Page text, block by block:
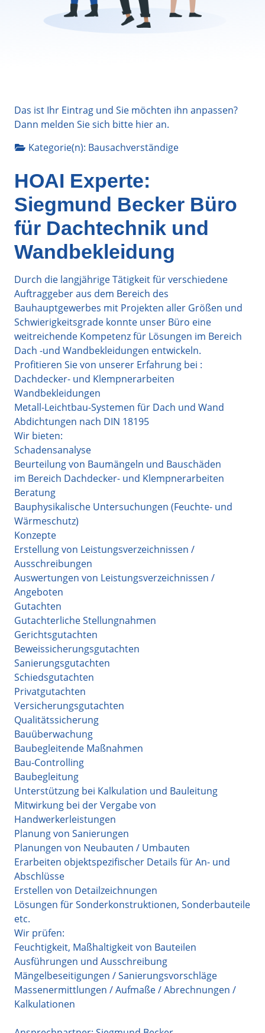
Das ist Ihr Eintrag und Sie möchten ihn anpassen?
Dann melden Sie sich bitte hieran.
Kategorie(n): Bausachverständige
HOAI Experte:
Siegmund Becker Büro
für Dachtechnik und
Wandbekleidung
Durch die langjährige Tätigkeit für verschiedene
Auftraggeber aus dem Bereich des
Bauhauptgewerbes mit Projekten aller Größen und
Schwierigkeitsgrade konnte unser Büro eine
weitreichende Kompetenz für Lösungen im Bereich
Dach -und Wandbekleidungen entwickeln.
Profitieren Sie von unserer Erfahrung bei :
Dachdecker- und Klempnerarbeiten
Wandbekleidungen
Metall-Leichtbau-Systemen für Dach und Wand
Abdichtungen nach DIN 18195
Wir bieten:
Schadensanalyse
Beurteilung von Baumängeln und Bauschäden
im Bereich Dachdecker- und Klempnerarbeiten
Beratung
Bauphysikalische Untersuchungen (Feuchte- und
Wärmeschutz)
Konzepte
Erstellung von Leistungsverzeichnissen /
Ausschreibungen
Auswertungen von Leistungsverzeichnissen /
Angeboten
Gutachten
Gutachterliche Stellungnahmen
Gerichtsgutachten
Beweissicherungsgutachten
Sanierungsgutachten
Schiedsgutachten
Privatgutachten
Versicherungsgutachten
Qualitätssicherung
Bauüberwachung
Baubegleitende Maßnahmen
Bau-Controlling
Baubegleitung
Unterstützung bei Kalkulation und Bauleitung
Mitwirkung bei der Vergabe von
Handwerkerleistungen
Planung von Sanierungen
Planungen von Neubauten / Umbauten
Erarbeiten objektspezifischer Details für An- und
Abschlüsse
Erstellen von Detailzeichnungen
Lösungen für Sonderkonstruktionen, Sonderbauteile
etc.
Wir prüfen:
Feuchtigkeit, Maßhaltigkeit von Bauteilen
Ausführungen und Ausschreibung
Mängelbeseitigungen / Sanierungsvorschläge
Massenermittlungen / Aufmaße / Abrechnungen /
Kalkulationen